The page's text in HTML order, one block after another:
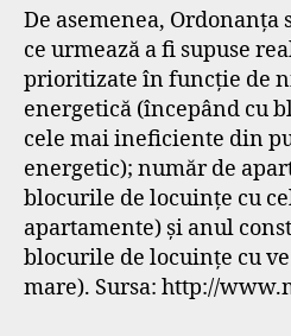
De asemenea,
ce urmează a fi supuse
prioritizate în funcţie de
energetică (începând cu
cele mai ineficiente din
energetic); număr de
blocurile de locuinţe cu
apartamente) şi anul
blocurile de locuinţe cu
mare). Sursa: http://